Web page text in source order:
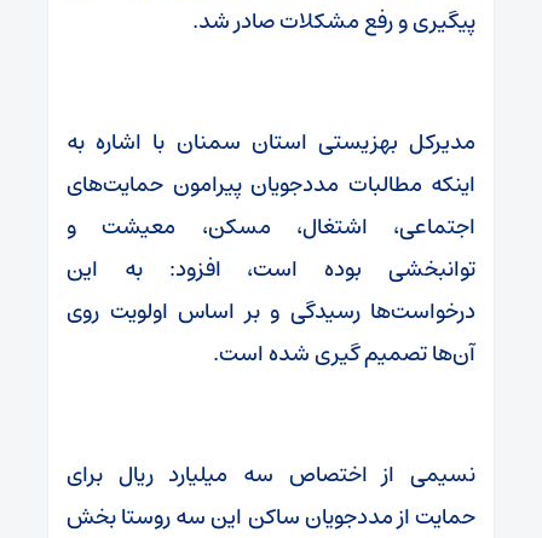
پیگیری و رفع مشکلات صادر شد.
مدیرکل بهزیستی استان سمنان با اشاره به
اینکه مطالبات مددجویان پیرامون حمایت‌های
اجتماعی، اشتغال، مسکن، معیشت و
توانبخشی بوده است، افزود: به این
درخواست‌ها رسیدگی و بر اساس اولویت روی
آن‌ها تصمیم گیری شده است.
نسیمی از اختصاص سه میلیارد ریال برای
حمایت از مددجویان ساکن این سه روستا بخش